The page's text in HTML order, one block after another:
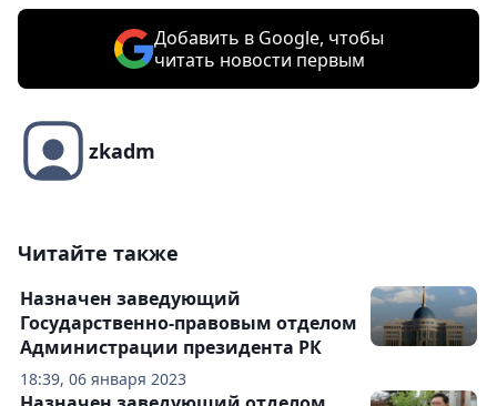
Добавить в Google, чтобы
читать новости первым
zkadm
Читайте также
18:39, 06 января 2023
Назначен заведующий
Государственно-правовым отделом
Администрации президента РК